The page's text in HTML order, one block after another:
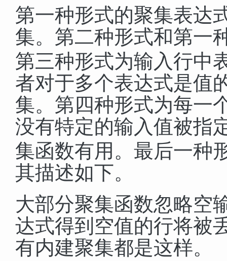
第一种形式的聚集表达
集。第二种形式和第一
第三种形式为输入行中
者对于多个表达式是值
集。第四种形式为每一
没有特定的输入值被指
集函数有用。最后一种
其描述如下。
大部分聚集函数忽略空
达式得到空值的行将被
有内建聚集都是这样。